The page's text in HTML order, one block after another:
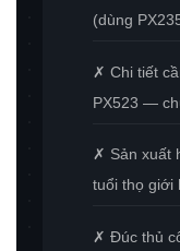
(dùng
✗ Chi tiết
PX523 —
✗ Sản xuất
tuổi thọ giới
✗ Đúc thủ